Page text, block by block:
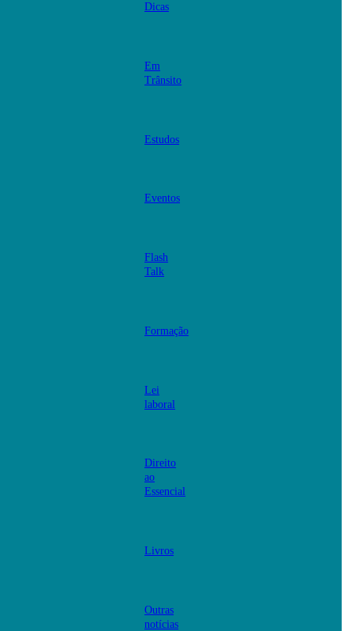
Dicas
Em
Trânsito
Estudos
Eventos
Flash
Talk
Formação
Lei
laboral
Direito
ao
Essencial
Livros
Outras
notícias